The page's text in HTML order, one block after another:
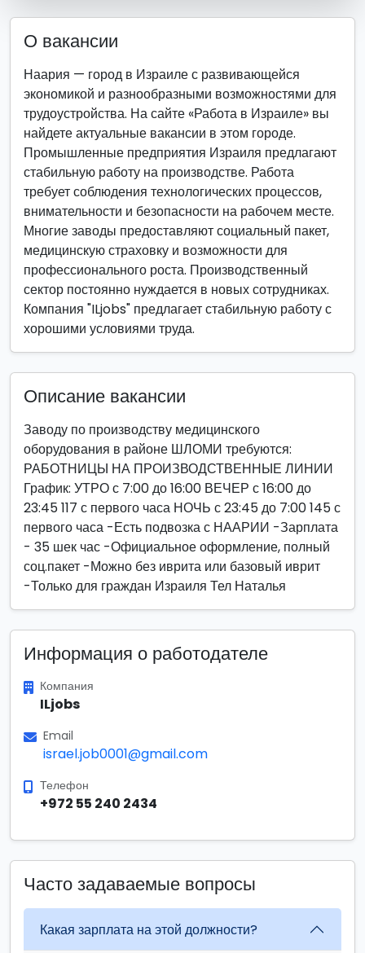
О вакансии
Наария — город в Израиле с развивающейся
экономикой и разнообразными возможностями для
трудоустройства. На сайте «Работа в Израиле» вы
найдете актуальные вакансии в этом городе.
Промышленные предприятия Израиля предлагают
стабильную работу на производстве. Работа
требует соблюдения технологических процессов,
внимательности и безопасности на рабочем месте.
Многие заводы предоставляют социальный пакет,
медицинскую страховку и возможности для
профессионального роста. Производственный
сектор постоянно нуждается в новых сотрудниках.
Компания "ILjobs" предлагает стабильную работу с
хорошими условиями труда.
Описание вакансии
Заводу по производству медицинского
оборудования в районе ШЛОМИ требуются:
РАБОТНИЦЫ НА ПРОИЗВОДСТВЕННЫЕ ЛИНИИ
График: УТРО с 7:00 до 16:00 ВЕЧЕР с 16:00 до
23:45 117 с первого часа НОЧЬ с 23:45 до 7:00 145 с
первого часа -Есть подвозка с НААРИИ -Зарплата
- 35 шек час -Официальное оформление, полный
соц.пакет -Можно без иврита или базовый иврит
-Только для граждан Израиля Тел Наталья
Информация о работодателе
Компания
ILjobs
Email
israel.job0001@gmail.com
Телефон
+972 55 240 2434
Часто задаваемые вопросы
Какая зарплата на этой должности?